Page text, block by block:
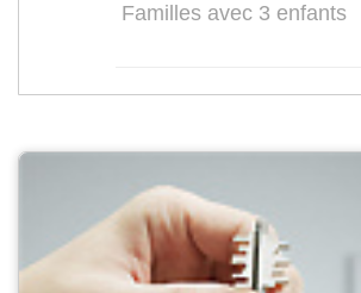
Familles avec 3 enfants